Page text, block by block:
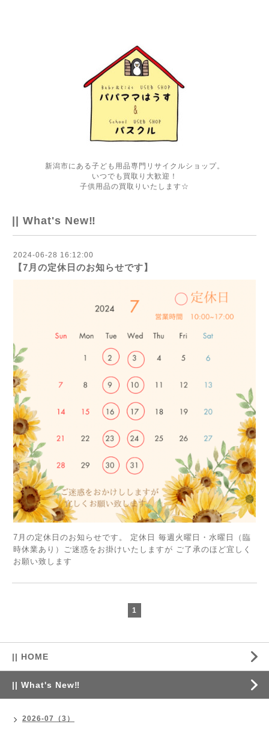
新潟市にある子ども用品専門リサイクルショップ。
いつでも買取り大歓迎！
子供用品の買取りいたします☆
|| What's New‼
2024-06-28 16:12:00
【7月の定休日のお知らせです】
7月の定休日のお知らせです。 定休日 毎週火曜日・水曜日（臨
時休業あり）ご迷惑をお掛けいたしますが ご了承のほど宜しく
お願い致します
1
|| HOME
|| What's New‼
2026-07（3）